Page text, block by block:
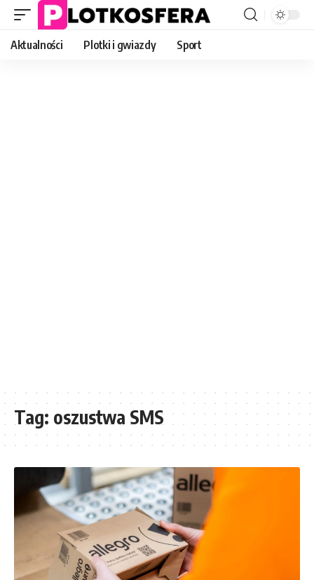
Aktualności Plotki i gwiazdy Sport
Tag: oszustwa SMS